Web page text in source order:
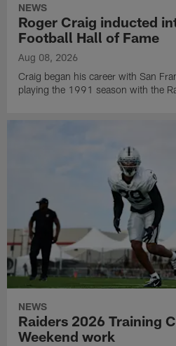
NEWS
Roger Craig inducted
Football Hall of Fame
Aug 08, 2026
Craig began his career with San
playing the 1991 season with the
NEWS
Raiders 2026 Training
Weekend work